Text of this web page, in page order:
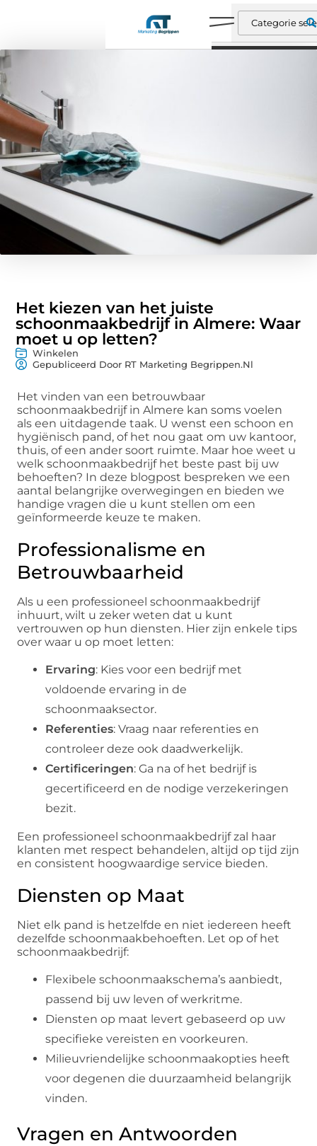
Het kiezen van het juiste
schoonmaakbedrijf in Almere: Waar
moet u op letten?
Winkelen
Gepubliceerd Door RT Marketing Begrippen.nl
Het vinden van een betrouwbaar
schoonmaakbedrijf in Almere kan soms voelen
als een uitdagende taak. U wenst een schoon en
hygiënisch pand, of het nou gaat om uw kantoor,
thuis, of een ander soort ruimte. Maar hoe weet u
welk schoonmaakbedrijf het beste past bij uw
behoeften? In deze blogpost bespreken we een
aantal belangrijke overwegingen en bieden we
handige vragen die u kunt stellen om een
geïnformeerde keuze te maken.
Professionalisme en
Betrouwbaarheid
Als u een professioneel schoonmaakbedrijf
inhuurt, wilt u zeker weten dat u kunt
vertrouwen op hun diensten. Hier zijn enkele tips
over waar u op moet letten:
Ervaring: Kies voor een bedrijf met
voldoende ervaring in de
schoonmaaksector.
Referenties: Vraag naar referenties en
controleer deze ook daadwerkelijk.
Certificeringen: Ga na of het bedrijf is
gecertificeerd en de nodige verzekeringen
bezit.
Een professioneel schoonmaakbedrijf zal haar
klanten met respect behandelen, altijd op tijd zijn
en consistent hoogwaardige service bieden.
Diensten op Maat
Niet elk pand is hetzelfde en niet iedereen heeft
dezelfde schoonmaakbehoeften. Let op of het
schoonmaakbedrijf:
Flexibele schoonmaakschema’s aanbiedt,
passend bij uw leven of werkritme.
Diensten op maat levert gebaseerd op uw
specifieke vereisten en voorkeuren.
Milieuvriendelijke schoonmaakopties heeft
voor degenen die duurzaamheid belangrijk
vinden.
Vragen en Antwoorden